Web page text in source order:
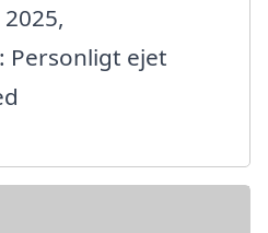
Personligt ejet